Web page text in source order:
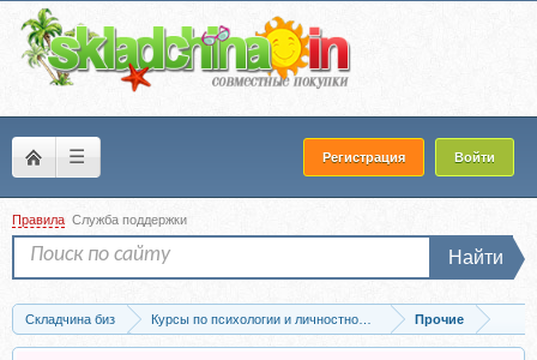
☰ Регистрация Войти
Правила Служба поддержки
Найти
Складчина биз Курсы по психологии и личностному развитиюПрочие
Скачать [RUS] Осознание силы собственного разума, все части (Джо Диспенза)